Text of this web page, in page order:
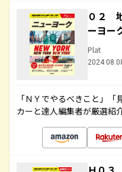
０２
ーヨー
Plat
「ＮＹでやるべきこと」
カーと達人編集者が厳選紹